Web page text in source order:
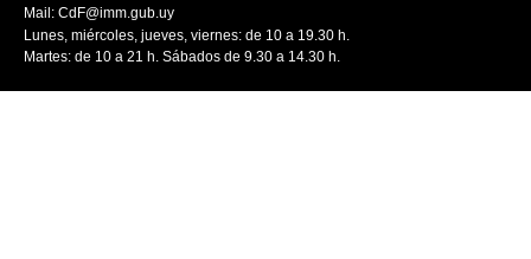
Mail: CdF@imm.gub.uy
Lunes, miércoles, jueves, viernes: de 10 a 19.30 h.
Martes: de 10 a 21 h. Sábados de 9.30 a 14.30 h.